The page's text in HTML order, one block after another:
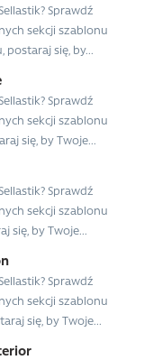
Sprawdź
sekcji szablonu
się, by...
Sprawdź
sekcji szablonu
się, by Twoje...
Sprawdź
sekcji szablonu
się, by Twoje...
Sprawdź
sekcji szablonu
się, by Twoje...